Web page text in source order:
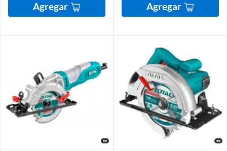
Agregar Agregar